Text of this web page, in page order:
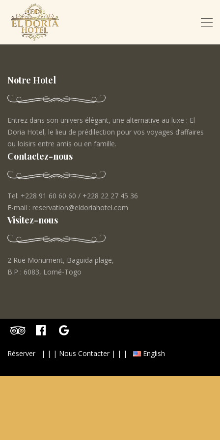
Notre Hotel
Entrez dans son univers élégant, une alternative au luxe : El
Doria Hotel, le lieu de prédilection pour vos voyages d’affaires
ou loisirs entre amis ou en famille.
Contactez-nous
Tel: +228 91 60 60 60 / +228 22 27 45 36
E-mail : reservation@eldoriahotel.com
Visitez-nous
2 Rue Monument, Baguida plage,
B.P : 6083, Lomé-Togo
Réserver | | | Nous Contacter | | | English